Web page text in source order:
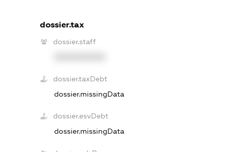
dossier.tax
dossier.staff
dossier.taxDebt
dossier.missingData
dossier.esvDebt
dossier.missingData